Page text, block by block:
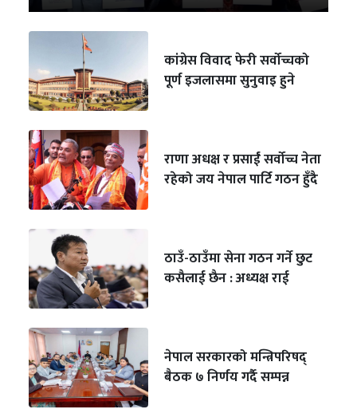
कांग्रेस विवाद फेरी सर्वोच्चको
पूर्ण इजलासमा सुनुवाइ हुने
राणा अधक्ष र प्रसाईं सर्वोच्च नेता
रहेको जय नेपाल पार्टि गठन हुँदै
ठाउँ-ठाउँमा सेना गठन गर्ने छुट
कसैलाई छैन : अध्यक्ष राई
नेपाल सरकारको मन्त्रिपरिषद्
बैठक ७ निर्णय गर्दै सम्पन्न